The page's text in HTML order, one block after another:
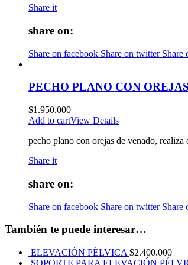
Share it
share on:
Share on facebook Share on twitter Share
PECHO PLANO CON
$1.950.000
Add to cartView Details
pecho plano con orejas de venado,
Share it
share on:
Share on facebook Share on twitter Share
También te puede interesar…
ELEVACIÓN PÉLVICA $2.400.000
SOPORTE PARA ELEVACIÓN